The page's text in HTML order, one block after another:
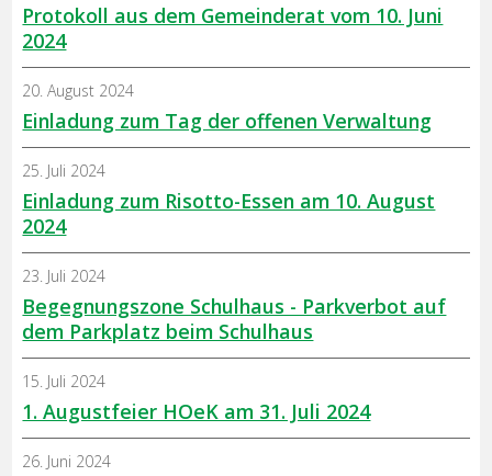
Protokoll aus dem Gemeinderat vom 10. Juni
2024
Einladung zum Tag der offenen Verwaltung
20. August 2024
Einladung zum Risotto-Essen am 10. August
2024
25. Juli 2024
Begegnungszone Schulhaus - Parkverbot auf
dem Parkplatz beim Schulhaus
23. Juli 2024
1. Augustfeier HOeK am 31. Juli 2024
15. Juli 2024
26. Juni 2024